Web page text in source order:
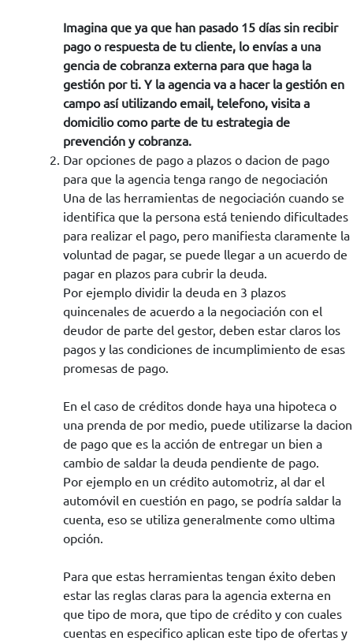
Imagina que ya que han pasado 15 días sin recibir
pago o respuesta de tu cliente, lo envías a una
gencia de cobranza externa para que haga la
gestión por ti. Y la agencia va a hacer la gestión en
campo así utilizando email, telefono, visita a
domicilio como parte de tu estrategia de
prevención y cobranza.
Dar opciones de pago a plazos o dacion de pago
para que la agencia tenga rango de negociación
Una de las herramientas de negociación cuando se
identifica que la persona está teniendo dificultades
para realizar el pago, pero manifiesta claramente la
voluntad de pagar, se puede llegar a un acuerdo de
pagar en plazos para cubrir la deuda.
Por ejemplo dividir la deuda en 3 plazos
quincenales de acuerdo a la negociación con el
deudor de parte del gestor, deben estar claros los
pagos y las condiciones de incumplimiento de esas
promesas de pago.
En el caso de créditos donde haya una hipoteca o
una prenda de por medio, puede utilizarse la dacion
de pago que es la acción de entregar un bien a
cambio de saldar la deuda pendiente de pago.
Por ejemplo en un crédito automotriz, al dar el
automóvil en cuestión en pago, se podría saldar la
cuenta, eso se utiliza generalmente como ultima
opción.
Para que estas herramientas tengan éxito deben
estar las reglas claras para la agencia externa en
que tipo de mora, que tipo de crédito y con cuales
cuentas en especifico aplican este tipo de ofertas y